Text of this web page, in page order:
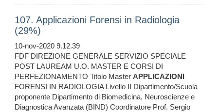
107. Applicazioni Forensi in Radiologia
(29%)
10-nov-2020 9.12.39
FDF DIREZIONE GENERALE SERVIZIO SPECIALE
POST LAUREAM U.O. MASTER E CORSI DI
PERFEZIONAMENTO Titolo Master APPLICAZIONI
FORENSI IN RADIOLOGIA Livello II Dipartimento/Scuola
proponente Dipartimento di Biomedicina, Neuroscienze e
Diagnostica Avanzata (BIND) Coordinatore Prof. Sergio